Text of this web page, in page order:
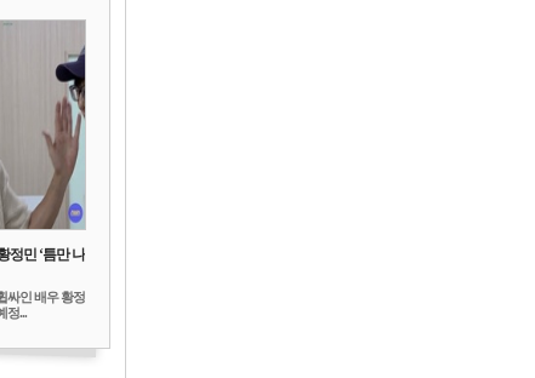
정민 ‘틈만 나
싸인 배우 황정
정...